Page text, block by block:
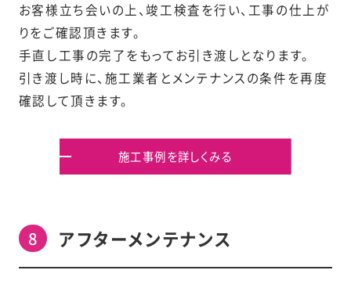
お客様立ち会いの上、竣工検査を行い、工事の仕上が
りをご確認頂きます。
手直し工事の完了をもってお引き渡しとなります。
引き渡し時に、施工業者とメンテナンスの条件を再度
確認して頂きます。
施工事例を詳しくみる
アフターメンテナンス